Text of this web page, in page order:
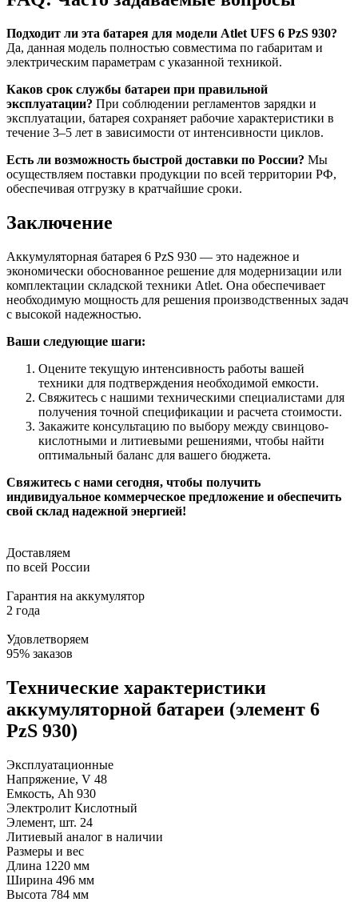
Подходит ли эта батарея для модели Atlet UFS 6 PzS 930?
Да, данная модель полностью совместима по габаритам и
электрическим параметрам с указанной техникой.
Каков срок службы батареи при правильной
эксплуатации? При соблюдении регламентов зарядки и
эксплуатации, батарея сохраняет рабочие характеристики в
течение 3–5 лет в зависимости от интенсивности циклов.
Есть ли возможность быстрой доставки по России? Мы
осуществляем поставки продукции по всей территории РФ,
обеспечивая отгрузку в кратчайшие сроки.
Заключение
Аккумуляторная батарея 6 PzS 930 — это надежное и
экономически обоснованное решение для модернизации или
комплектации складской техники Atlet. Она обеспечивает
необходимую мощность для решения производственных задач
с высокой надежностью.
Ваши следующие шаги:
Оцените текущую интенсивность работы вашей
техники для подтверждения необходимой емкости.
Свяжитесь с нашими техническими специалистами для
получения точной спецификации и расчета стоимости.
Закажите консультацию по выбору между свинцово-
кислотными и литиевыми решениями, чтобы найти
оптимальный баланс для вашего бюджета.
Свяжитесь с нами сегодня, чтобы получить
индивидуальное коммерческое предложение и обеспечить
свой склад надежной энергией!
Доставляем
по всей России
Гарантия на аккумулятор
2 года
Удовлетворяем
95% заказов
Технические характеристики
аккумуляторной батареи (элемент 6
PzS 930)
Эксплуатационные
Напряжение, V 48
Емкость, Ah 930
Электролит Кислотный
Элемент, шт. 24
Литиевый аналог в наличии
Размеры и вес
Длина 1220 мм
Ширина 496 мм
Высота 784 мм